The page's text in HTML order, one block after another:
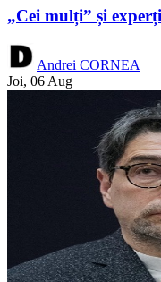
„Cei mulți” și
Andrei CORNEA
Joi, 06 Aug